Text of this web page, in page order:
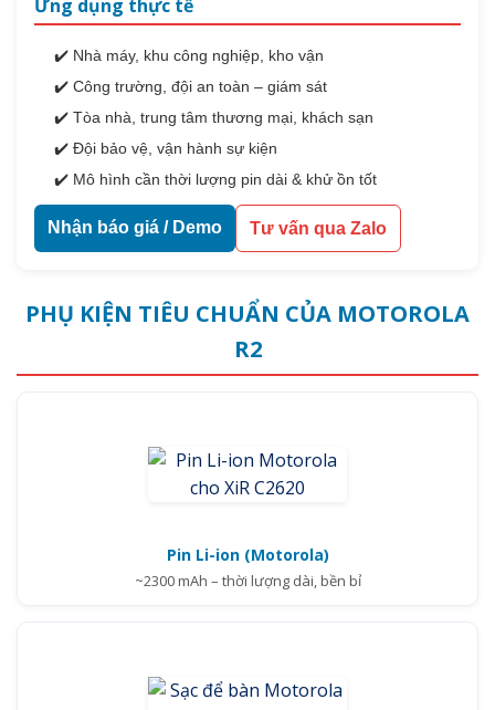
Ứng dụng thực tế
✔️ Nhà máy, khu công nghiệp, kho vận
✔️ Công trường, đội an toàn – giám sát
✔️ Tòa nhà, trung tâm thương mại, khách sạn
✔️ Đội bảo vệ, vận hành sự kiện
✔️ Mô hình cần thời lượng pin dài & khử ồn tốt
Nhận báo giá / Demo Tư vấn qua Zalo
PHỤ KIỆN TIÊU CHUẨN CỦA MOTOROLA
R2
Pin Li-ion (Motorola)
~2300 mAh – thời lượng dài, bền bỉ